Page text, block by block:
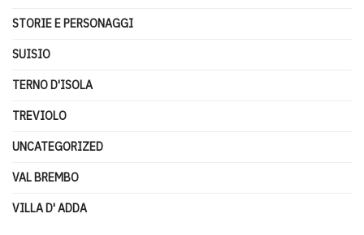
STORIE E PERSONAGGI
SUISIO
TERNO D'ISOLA
TREVIOLO
UNCATEGORIZED
VAL BREMBO
VILLA D' ADDA